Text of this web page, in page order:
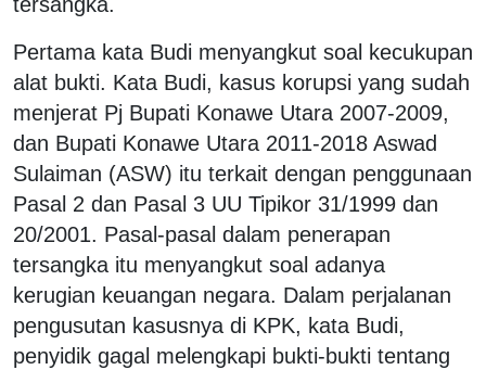
Pertama kata Budi menyangkut soal kecukupan
alat bukti. Kata Budi, kasus korupsi yang sudah
menjerat Pj Bupati Konawe Utara 2007-2009,
dan Bupati Konawe Utara 2011-2018 Aswad
Sulaiman (ASW) itu terkait dengan penggunaan
Pasal 2 dan Pasal 3 UU Tipikor 31/1999 dan
20/2001. Pasal-pasal dalam penerapan
tersangka itu menyangkut soal adanya
kerugian keuangan negara. Dalam perjalanan
pengusutan kasusnya di KPK, kata Budi,
penyidik gagal melengkapi bukti-bukti tentang